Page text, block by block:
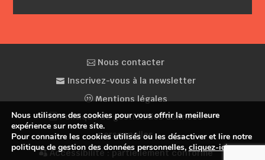
Nous contacter
Inscrivez-vous à la newsletter
Mentions légales
Politique de gestion des données
personnelles
Accessibilité : partiellement conforme
Nous utilisons des cookies pour vous offrir la meilleure
expérience sur notre site.
Pour connaitre les cookies utilisés ou les désactiver et lire notre
politique de gestion des données personnelles, cliquez-ici.